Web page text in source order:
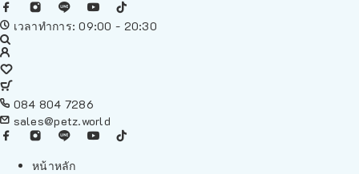
เวลาทำการ: 09:00 - 20:30
084 804 7286
sales@petz.world
หน้าหลัก